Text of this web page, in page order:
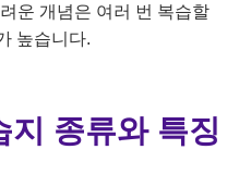
운 개념은 여러 번 복습할
높습니다.
지 종류와 특징